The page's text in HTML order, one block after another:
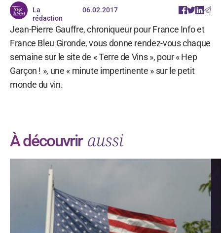
La
rédaction
06.02.2017
Jean-Pierre Gauffre, chroniqueur pour France Info et
France Bleu Gironde, vous donne rendez-vous chaque
semaine sur le site de « Terre de Vins », pour « Hep
Garçon ! », une « minute impertinente » sur le petit
monde du vin.
À découvrir aussi